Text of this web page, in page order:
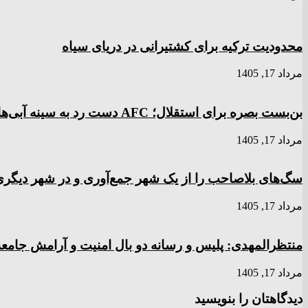
محدودیت ترکیه برای کشتیرانی در دریای سیاه
مرداد 17, 1405
بن‌بست بصره برای استقلال؛ AFC دست رد به سینه آبی‌ها زد
مرداد 17, 1405
سگ‌های بلاصاحب را از یک شهر جمع‌آوری و در شهر
مرداد 17, 1405
منتظرالمهدی: پلیس و رسانه دو بال امنیت و آرامش
مرداد 17, 1405
دیدگاهتان را بنویسید